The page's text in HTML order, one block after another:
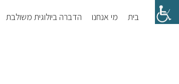
Skip
to
Skip
to
בית מי אנחנו הדברה ביולוגית משולבת